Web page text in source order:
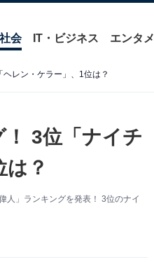
社会 IT・ビジネス エンタメ
レン・ケラー」、1位は？
3位「ナイチ
？
人」ランキングを発表！ 3位のナイ